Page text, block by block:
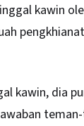
kawin
kawin, dia